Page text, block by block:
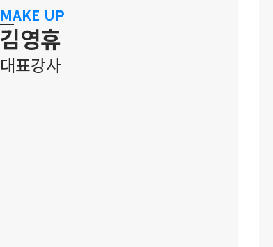
트렌드에 섬세함을 더한 뷰티 감각자
MAKE UP
김영휴
대표강사